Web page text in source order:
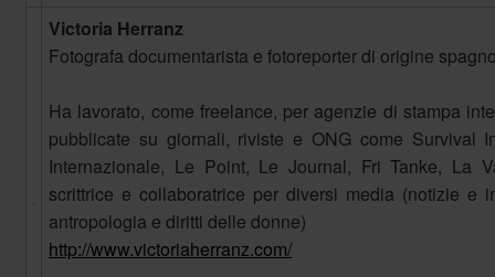
Victoria Herranz
Fotografa documentarista e fotoreporter di origine
Ha lavorato, come freelance, per agenzie di stampa
pubblicate su giornali, riviste e ONG come Survival
Internazionale, Le Point, Le Journal, Fri Tanke, La
scrittrice e collaboratrice per diversi media (notizie e
antropologia e diritti delle donne)
http://www.victoriaherranz.com/